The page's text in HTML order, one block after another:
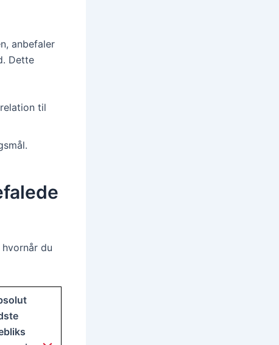
anbefaler
Dette
til
du